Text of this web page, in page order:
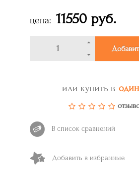
цена: 11550 руб.
или купить в
В список сравнений
Добавить в избранные